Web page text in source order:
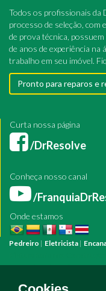
Todos os profissionais da
processo de seleção,
de prova técnica,
de anos de experiência
trabalho em seu imóvel.
Pronto para reparos e
Curta nossa página
/DrResolve
Conheça nosso canal
/
Onde estamos
Pedreiro | Eletricista |
Bombeiro Hidráulico